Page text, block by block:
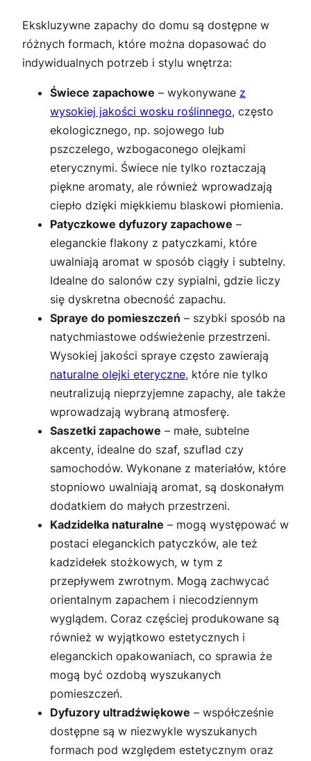
Ekskluzywne zapachy do domu są dostępne w
różnych formach, które można dopasować do
indywidualnych potrzeb i stylu wnętrza:
Świece zapachowe – wykonywane z
wysokiej jakości wosku roślinnego, często
ekologicznego, np. sojowego lub
pszczelego, wzbogaconego olejkami
eterycznymi. Świece nie tylko roztaczają
piękne aromaty, ale również wprowadzają
ciepło dzięki miękkiemu blaskowi płomienia.
Patyczkowe dyfuzory zapachowe –
eleganckie flakony z patyczkami, które
uwalniają aromat w sposób ciągły i subtelny.
Idealne do salonów czy sypialni, gdzie liczy
się dyskretna obecność zapachu.
Spraye do pomieszczeń – szybki sposób na
natychmiastowe odświeżenie przestrzeni.
Wysokiej jakości spraye często zawierają
naturalne olejki eteryczne, które nie tylko
neutralizują nieprzyjemne zapachy, ale także
wprowadzają wybraną atmosferę.
Saszetki zapachowe – małe, subtelne
akcenty, idealne do szaf, szuflad czy
samochodów. Wykonane z materiałów, które
stopniowo uwalniają aromat, są doskonałym
dodatkiem do małych przestrzeni.
Kadzidełka naturalne – mogą występować w
postaci eleganckich patyczków, ale też
kadzidełek stożkowych, w tym z
przepływem zwrotnym. Mogą zachwycać
orientalnym zapachem i niecodziennym
wyglądem. Coraz częściej produkowane są
również w wyjątkowo estetycznych i
eleganckich opakowaniach, co sprawia że
mogą być ozdobą wyszukanych
pomieszczeń.
Dyfuzory ultradźwiękowe – współcześnie
dostępne są w niezwykle wyszukanych
formach pod względem estetycznym oraz